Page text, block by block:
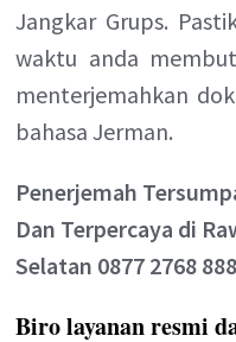
Jangkar Grups.
waktu anda
menterjemahkan
bahasa Jerman.
Penerjemah
Dan Terpercaya di
Selatan 0877 2768
Biro layanan resmi